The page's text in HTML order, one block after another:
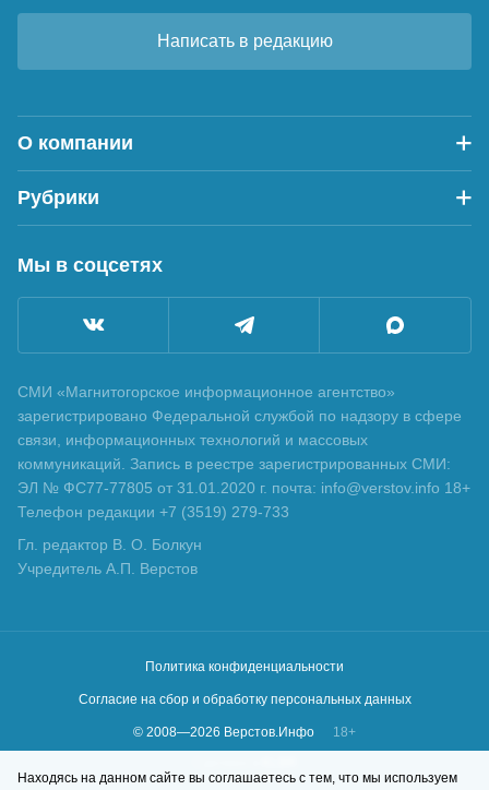
Написать в редакцию
О компании
Рубрики
Мы в соцсетях
СМИ «Магнитогорское информационное агентство»
зарегистрировано Федеральной службой по надзору в сфере
связи, информационных технологий и массовых
коммуникаций. Запись в реестре зарегистрированных СМИ:
ЭЛ № ФС77-77805 от 31.01.2020 г. почта: info@verstov.info 18+
Телефон редакции +7 (3519) 279-733
Гл. редактор В. О. Болкун
Учредитель А.П. Верстов
Политика конфиденциальности
Согласие на сбор и обработку персональных данных
© 2008—2026 Верстов.Инфо
18+
Находясь на данном сайте вы соглашаетесь с тем, что мы используем